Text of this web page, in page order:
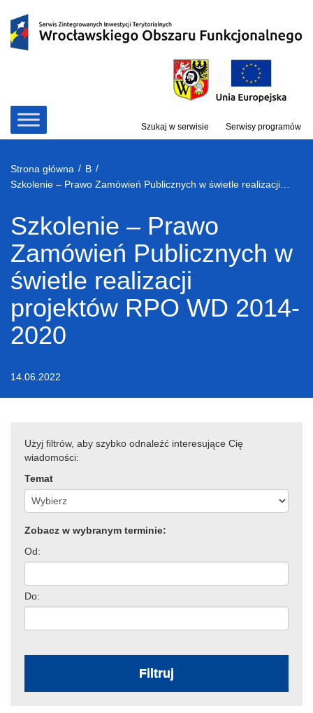
treści
Szukaj w serwisie Serwisy programów
Strona główna / B /
Szkolenie – Prawo
Zamówień Publicznych w
świetle realizacji
projektów RPO WD 2014-
2020
14.06.2022
Użyj filtrów, aby szybko odnaleźć interesujące Cię
wiadomości:
Temat
Zobacz w wybranym terminie:
Od:
Do:
Filtruj